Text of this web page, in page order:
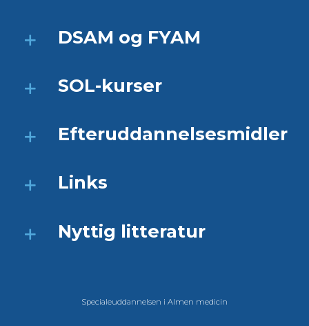
DSAM og FYAM
SOL-kurser
Efteruddannelsesmidler
Links
Nyttig litteratur
Specialeuddannelsen i Almen medicin